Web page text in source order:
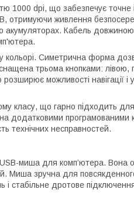
1000 dpi, що забезпечує точне
отримуючи живлення
акумуляторах. Кабель
кольорі. Симетрична форма
трьома кнопками: лівою,
можливості навігації і
класу, що гарно підходить
додатковими програмованими
технічних несправностей.
миша для комп’ютера. Вона
Миша зручна для
стабільне дротове